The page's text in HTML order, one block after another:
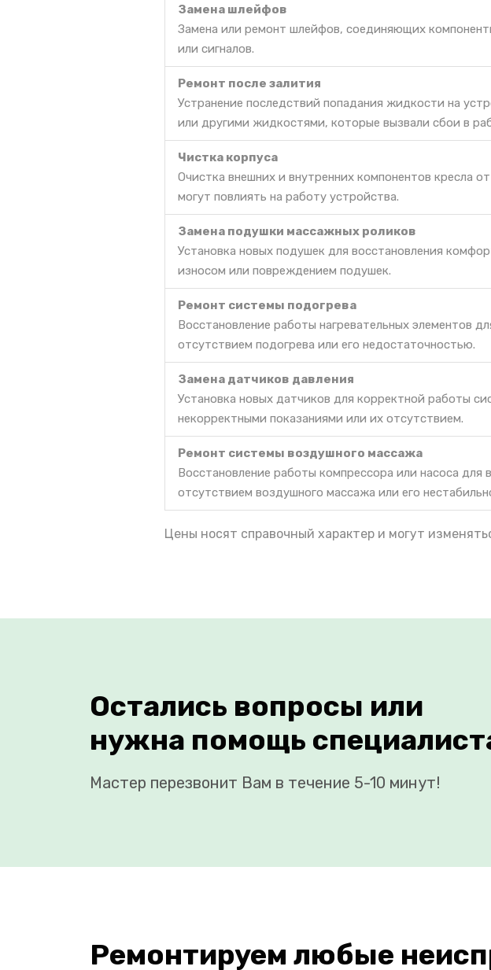
Замена шлейфов
Замена или ремонт шлейфов, соединяющих
или сигналов.
Ремонт после залития
Устранение последствий попадания жидкости на
или другими жидкостями, которые вызвали сбои в
Чистка корпуса
Очистка внешних и внутренних компонентов кресла
могут повлиять на работу устройства.
Замена подушки массажных роликов
Установка новых подушек для восстановления
износом или повреждением подушек.
Ремонт системы подогрева
Восстановление работы нагревательных элементов
отсутствием подогрева или его недостаточностью.
Замена датчиков давления
Установка новых датчиков для корректной работы
некорректными показаниями или их отсутствием.
Ремонт системы воздушного массажа
Восстановление работы компрессора или насоса
отсутствием воздушного массажа или его
Цены носят справочный характер и могут
Остались вопросы или
нужна помощь
Мастер перезвонит Вам в течение 5-10 минут!
Ремонтируем любые